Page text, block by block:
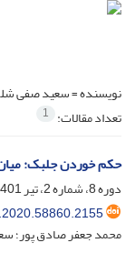
نویسنده =سعید صفی
تعداد مقالات: 1
حکم خوردن جلبک:
دوره 8، شماره 2، تیر 1401، صفحه
محمد جعفر صادق پور؛